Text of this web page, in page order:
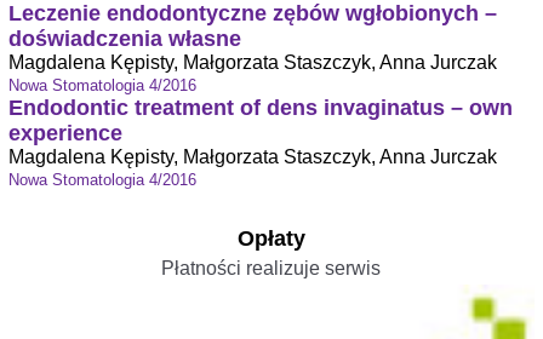
Leczenie endodontyczne zębów wgłobionych –
doświadczenia własne
Magdalena Kępisty, Małgorzata Staszczyk, Anna Jurczak
Nowa Stomatologia 4/2016
Endodontic treatment of dens invaginatus – own
experience
Magdalena Kępisty, Małgorzata Staszczyk, Anna Jurczak
Nowa Stomatologia 4/2016
Opłaty
Płatności realizuje serwis